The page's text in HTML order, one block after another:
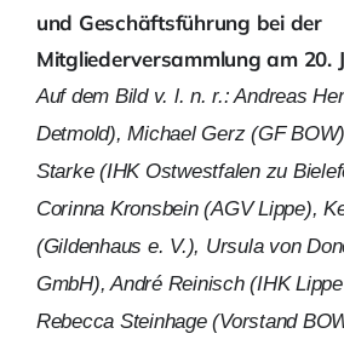
und Geschäftsführung bei der
Mitgliederversammlung am 20.
Auf dem Bild v. l. n. r.: Andreas
Detmold), Michael Gerz (GF
Starke (IHK Ostwestfalen zu
Corinna Kronsbein (AGV Lippe),
(Gildenhaus e. V.), Ursula von
GmbH), André Reinisch (IHK
Rebecca Steinhage (Vorstand